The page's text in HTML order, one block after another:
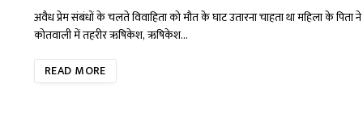
अवैध प्रेम संबंधों के चलते विवाहिता को मौत के घाट उतारना चाहता था महिला के पिता ने
कोतवाली में तहरीर ऋषिकेश, ऋषिकेश…
READ MORE